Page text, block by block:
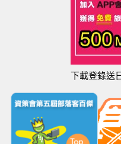
下載登錄送